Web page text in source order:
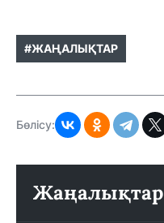
#ЖАҢАЛЫҚТАР
Бөлісу:
Жаңалықтар